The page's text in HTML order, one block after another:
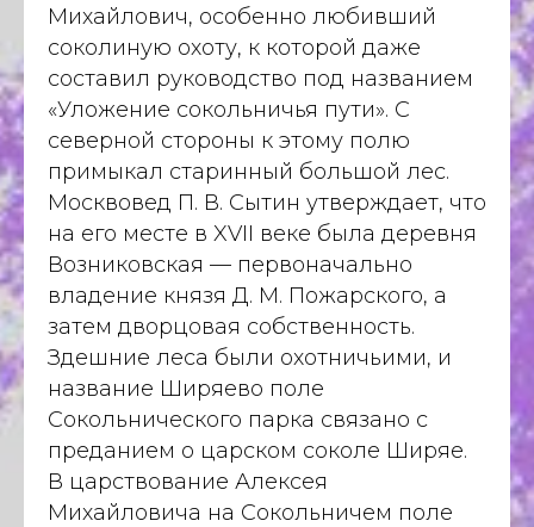
Михайлович, особенно любивший
соколиную охоту, к которой даже
составил руководство под названием
«Уложение сокольничья пути». С
северной стороны к этому полю
примыкал старинный большой лес.
Москвовед П. В. Сытин утверждает, что
на его месте в XVII веке была деревня
Возниковская — первоначально
владение князя Д. М. Пожарского, а
затем дворцовая собственность.
Здешние леса были охотничьими, и
название Ширяево поле
Сокольнического парка связано с
преданием о царском соколе Ширяе.
В царствование Алексея
Михайловича на Сокольничем поле